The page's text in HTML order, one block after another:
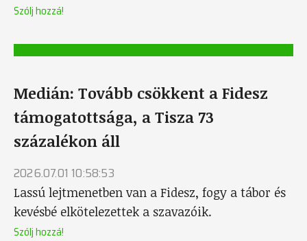
Szólj hozzá!
Medián: Tovább csökkent a Fidesz
támogatottsága, a Tisza 73
százalékon áll
2026.07.01 10:58:53
Lassú lejtmenetben van a Fidesz, fogy a tábor és
kevésbé elkötelezettek a szavazóik.
Szólj hozzá!